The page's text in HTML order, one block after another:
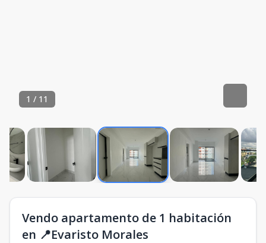
1 / 11
Vendo apartamento de 1 habitación
en 📍Evaristo Morales